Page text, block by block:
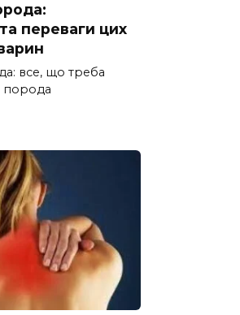
переваги цих
все, що треба
порода